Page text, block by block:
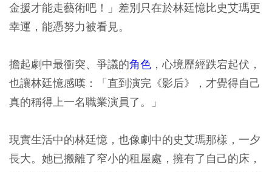
金援才能走藝術吧！」差別只在於林廷憶比史艾瑪更
幸運，能憑努力被看見。
擔起劇中最衝突、爭議的角色 ，心境歷經跌宕起伏，
也讓林廷憶感嘆：「直到演完《影后》，才覺得自己
真的稱得上一名職業演員了。」
現實生活中的林廷憶，也像劇中的史艾瑪那樣，一夕
長大。她已搬離了窄小的租屋處，擁有了自己的床，